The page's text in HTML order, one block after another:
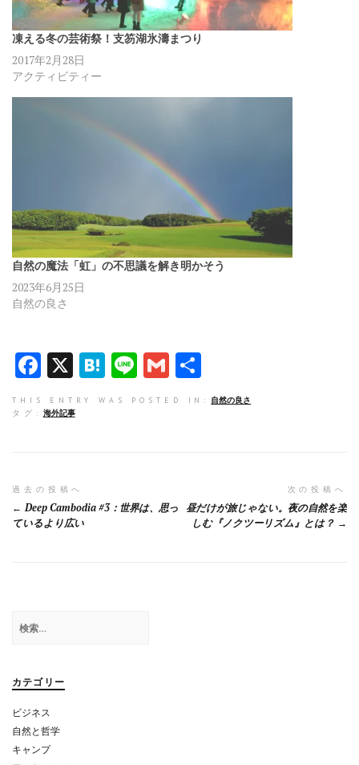
凍える冬の芸術祭！支笏湖氷濤まつり
2017年2月28日
アクティビティー
自然の魔法「虹」の不思議を解き明かそう
2023年6月25日
自然の良さ
F
a
ce
o
k
X H
at
Li
n
G
m 有
THIS ENTRY WAS POSTED IN:
自然の良さ
タグ: 海外記事
投
稿
ー
ョ
ン
過去の投稿へ
Deep Cambodia #3：世界は、思っ
ているより広い
次の投稿へ
昼だけが旅じゃない。夜の自然を楽
しむ『ノクツーリズム』とは？
索:
カテゴリー
ビジネス
自然と哲学
キャンプ